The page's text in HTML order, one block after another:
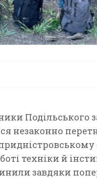
Подільського
незаконно
техніки й
завдяки